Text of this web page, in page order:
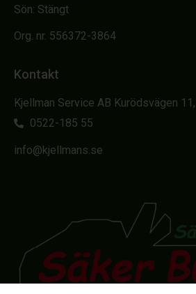
Sön: Stängt
Org. nr. 556372-3864
Kontakt
Kjellman Service AB Kurödsvägen
0522-185 55
info@kjellmans.se